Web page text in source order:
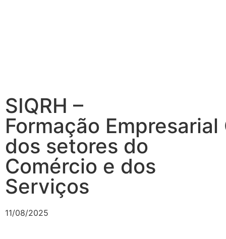
SIQRH –
Formação
dos setores do
Comércio e dos
Serviços
11/08/2025